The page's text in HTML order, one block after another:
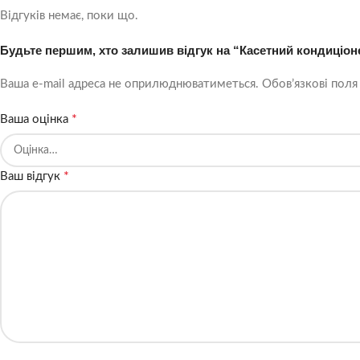
Відгуків немає, поки що.
Будьте першим, хто залишив відгук на “Касетний
Ваша e-mail адреса не оприлюднюватиметься. Обов’язкові
Ваша оцінка *
Ваш відгук *